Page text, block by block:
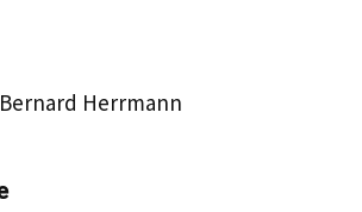
Herrmann